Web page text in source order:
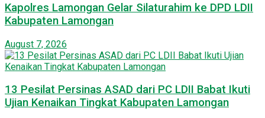
Kapolres Lamongan Gelar Silaturahim ke DPD LDII
Kabupaten Lamongan
August 7, 2026
13 Pesilat Persinas ASAD dari PC LDII Babat Ikuti
Ujian Kenaikan Tingkat Kabupaten Lamongan